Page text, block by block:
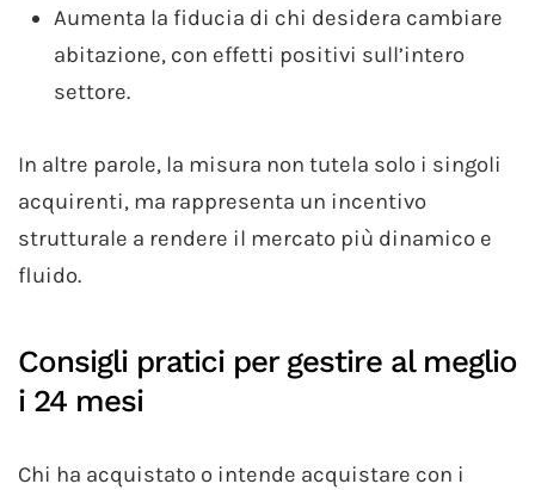
Aumenta la fiducia di chi desidera cambiare
abitazione, con effetti positivi sull’intero
settore.
In altre parole, la misura non tutela solo i singoli
acquirenti, ma rappresenta un incentivo
strutturale a rendere il mercato più dinamico e
fluido.
Consigli pratici per gestire al meglio
i 24 mesi
Chi ha acquistato o intende acquistare con i